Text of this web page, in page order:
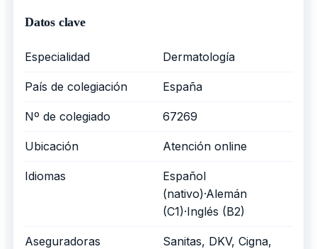
Datos clave
Especialidad Dermatología
País de colegiación España
Nº de colegiado 67269
Ubicación Atención online
Idiomas
Español
(nativo)·Alemán
(C1)·Inglés (B2)
Aseguradoras
Sanitas, DKV, Cigna,